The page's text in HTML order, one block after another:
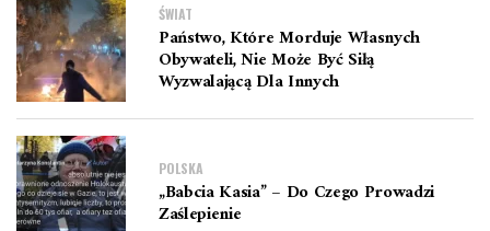
ŚWIAT
Państwo, Które Morduje Własnych
Obywateli, Nie Może Być Siłą
Wyzwalającą Dla Innych
POLSKA
„Babcia Kasia” – Do Czego Prowadzi
Zaślepienie